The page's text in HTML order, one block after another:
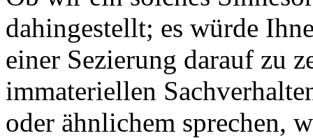
dahingestellt; es würde
einer Sezierung darauf zu
immateriellen
oder ähnlichem sprechen,